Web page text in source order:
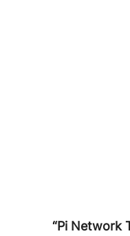
“Pi Network